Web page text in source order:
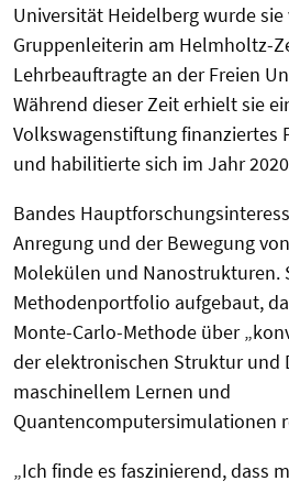
Universität Heidelberg wurde sie
Gruppenleiterin am Helmholtz-
Lehrbeauftragte an der Freien
Während dieser Zeit erhielt sie
Volkswagenstiftung finanziertes
und habilitierte sich im Jahr
Bandes
Anregung und der Bewegung
Molekülen und Nanostrukturen.
Methodenportfolio aufgebaut,
Monte-Carlo-Methode über
der elektronischen Struktur und
maschinellem Lernen und
Quantencomputersimulationen
„Ich finde es faszinierend, dass